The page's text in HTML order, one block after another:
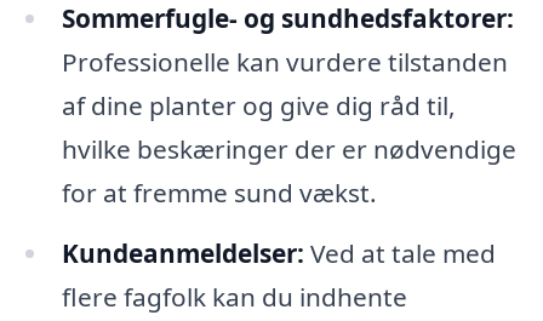
Sommerfugle- og sundhedsfaktorer:
Professionelle kan vurdere tilstanden
af dine planter og give dig råd til,
hvilke beskæringer der er nødvendige
for at fremme sund vækst.
Kundeanmeldelser: Ved at tale med
flere fagfolk kan du indhente